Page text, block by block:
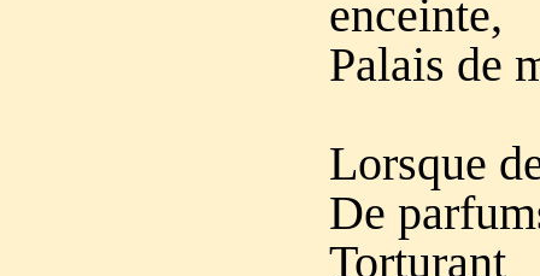
enceinte,
Palais de
Lorsque
De